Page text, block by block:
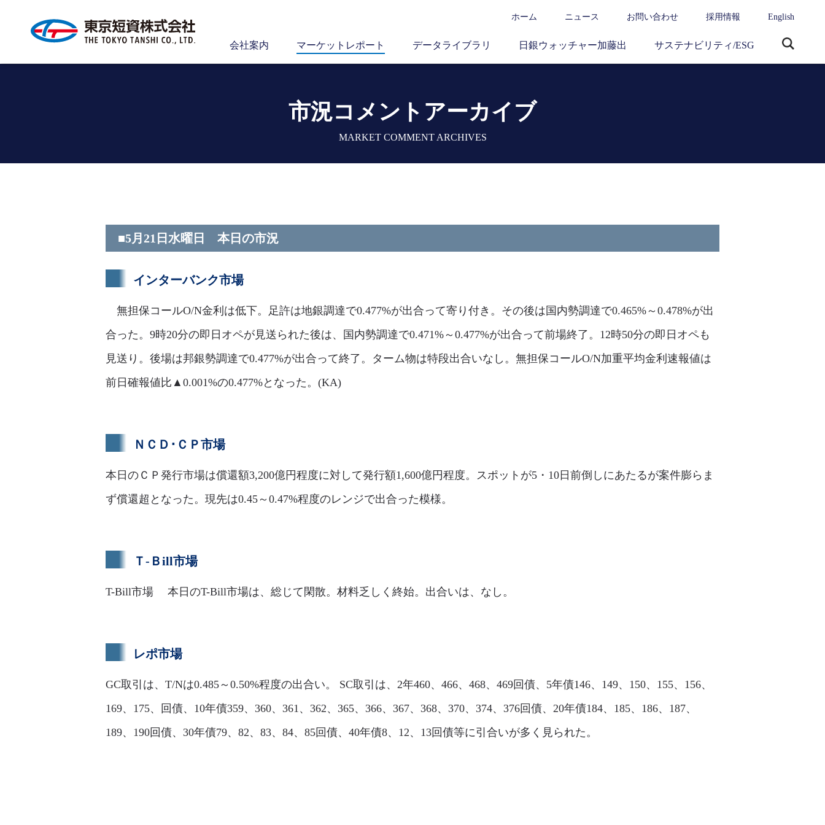
ホーム ニュース お問い合わせ 採用情報 English
会社案内 マーケットレポート データライブラリ 日銀ウォッチャー加藤出 サステナビリティ/ESG
市況コメントアーカイブ
MARKET COMMENT ARCHIVES
■5月21日水曜日 本日の市況
インターバンク市場
無担保コールO/N金利は低下。足許は地銀調達で0.477%が出合って寄り付き。その後は国内勢調達で0.465%～0.478%が出
合った。9時20分の即日オペが見送られた後は、国内勢調達で0.471%～0.477%が出合って前場終了。12時50分の即日オペも
見送り。後場は邦銀勢調達で0.477%が出合って終了。ターム物は特段出合いなし。無担保コールO/N加重平均金利速報値は
前日確報値比▲0.001%の0.477%となった。(KA)
ＮＣＤ･ＣＰ市場
本日のＣＰ発行市場は償還額3,200億円程度に対して発行額1,600億円程度。スポットが5・10日前倒しにあたるが案件膨らま
ず償還超となった。現先は0.45～0.47%程度のレンジで出合った模様。
Ｔ-Ｂill市場
T-Bill市場 本日のT-Bill市場は、総じて閑散。材料乏しく終始。出合いは、なし。
レポ市場
GC取引は、T/Nは0.485～0.50%程度の出合い。 SC取引は、2年460、466、468、469回債、5年債146、149、150、155、156、
169、175、回債、10年債359、360、361、362、365、366、367、368、370、374、376回債、20年債184、185、186、187、
189、190回債、30年債79、82、83、84、85回債、40年債8、12、13回債等に引合いが多く見られた。